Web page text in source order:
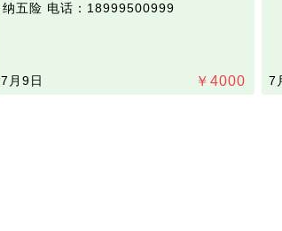
纳五险 电话：18999500999
￥ 4000
7月9日 7